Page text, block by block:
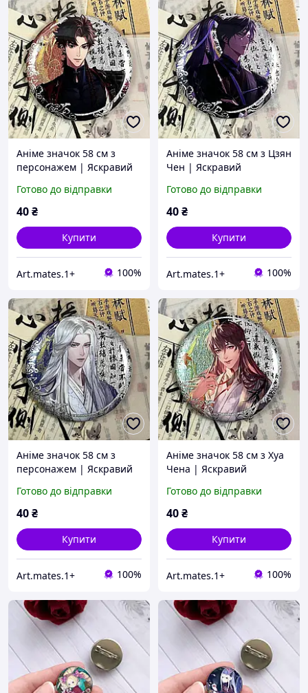
Аніме значок 58 см з
персонажем | Яскравий
шпилькою | Аніме
аксесуар для рюкзака,
Готово до відправки
40₴
Купити
Art.mates.1+ 100%
Аніме значок 58 см з Цзян
Чен | Яскравий
шпилькою | Аніме
аксесуар для рюкзака,
Готово до відправки
40₴
Купити
Art.mates.1+ 100%
Аніме значок 58 см з
персонажем | Яскравий
шпилькою | Аніме
аксесуар для рюкзака,
Готово до відправки
40₴
Купити
Art.mates.1+ 100%
Аніме значок 58 см з Хуа
Чена | Яскравий
шпилькою | Аніме
аксесуар для рюкзака,
Готово до відправки
40₴
Купити
Art.mates.1+ 100%